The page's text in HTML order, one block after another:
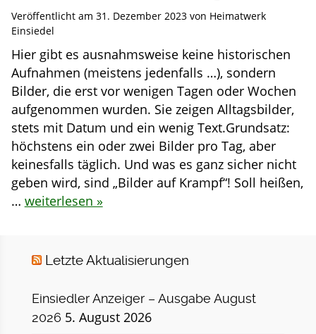
Veröffentlicht am 31. Dezember 2023von Heimatwerk
Einsiedel
Hier gibt es ausnahmsweise keine historischen
Aufnahmen (meistens jedenfalls …), sondern
Bilder, die erst vor wenigen Tagen oder Wochen
aufgenommen wurden. Sie zeigen Alltagsbilder,
stets mit Datum und ein wenig Text.Grundsatz:
höchstens ein oder zwei Bilder pro Tag, aber
keinesfalls täglich. Und was es ganz sicher nicht
geben wird, sind „Bilder auf Krampf“! Soll heißen,
… weiterlesen »
Letzte Aktualisierungen
Einsiedler Anzeiger – Ausgabe August
2026 5. August 2026